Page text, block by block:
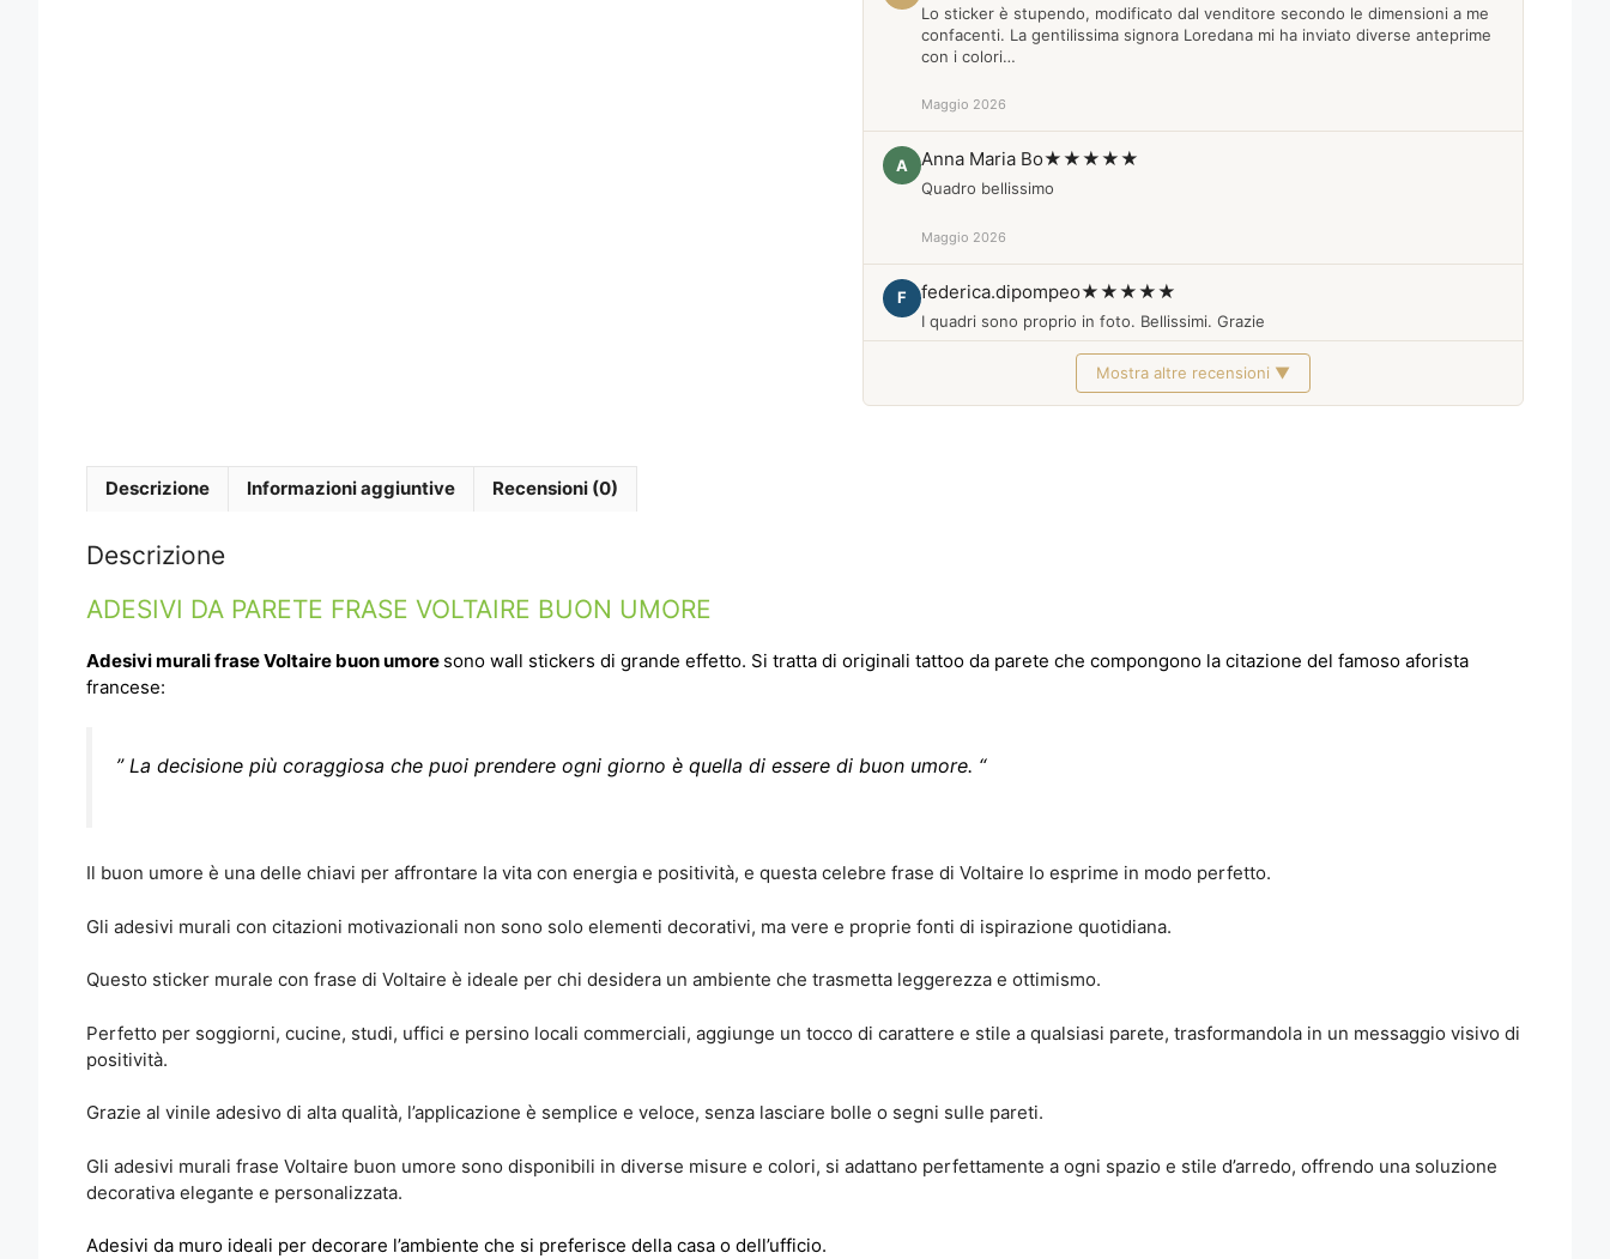
Lo sticker è stupendo, modificato dal venditore secondo le dimensioni a me
confacenti. La gentilissima signora Loredana mi ha inviato diverse anteprime
con i colori…
Maggio 2026
A Anna Maria Bo★★★★★
Quadro bellissimo
Maggio 2026
F federica.dipompeo★★★★★
I quadri sono proprio in foto. Bellissimi. Grazie
Mostra altre recensioni ▼
Descrizione Informazioni aggiuntive Recensioni (0)
Descrizione
ADESIVI DA PARETE FRASE VOLTAIRE BUON UMORE
Adesivi murali frase Voltaire buon umore sono wall stickers di grande effetto. Si tratta di originali tattoo da parete che compongono la citazione del famoso aforista
francese:
” La decisione più coraggiosa che puoi prendere ogni giorno è quella di essere di buon umore. “
Il buon umore è una delle chiavi per affrontare la vita con energia e positività, e questa celebre frase di Voltaire lo esprime in modo perfetto.
Gli adesivi murali con citazioni motivazionali non sono solo elementi decorativi, ma vere e proprie fonti di ispirazione quotidiana.
Questo sticker murale con frase di Voltaire è ideale per chi desidera un ambiente che trasmetta leggerezza e ottimismo.
Perfetto per soggiorni, cucine, studi, uffici e persino locali commerciali, aggiunge un tocco di carattere e stile a qualsiasi parete, trasformandola in un messaggio visivo di
positività.
Grazie al vinile adesivo di alta qualità, l’applicazione è semplice e veloce, senza lasciare bolle o segni sulle pareti.
Gli adesivi murali frase Voltaire buon umore sono disponibili in diverse misure e colori, si adattano perfettamente a ogni spazio e stile d’arredo, offrendo una soluzione
decorativa elegante e personalizzata.
Adesivi da muro ideali per decorare l’ambiente che si preferisce della casa o dell’ufficio.